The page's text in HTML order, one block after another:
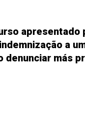
apresentado
a
denunciar más